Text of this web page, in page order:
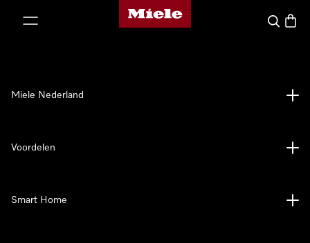
Homepage van Miele
Wat zoek
Miele Nederland
Voordelen
Smart Home